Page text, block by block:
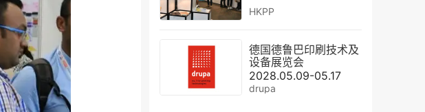
HKPP
德国德鲁巴印刷技术及
设备展览会
2028.05.09-05.17
drupa